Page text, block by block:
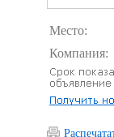
Место:
Компания: